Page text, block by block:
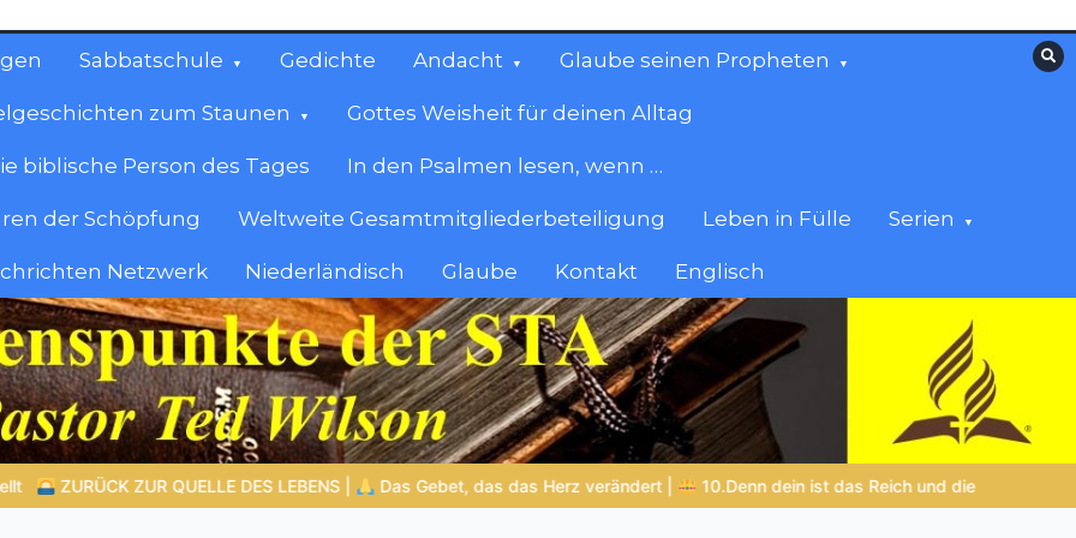
Sabbatschule Gedichte Andacht Glaube seinen Propheten
zum Staunen Gottes Weisheit für deinen Alltag
biblische Person des Tages In den Psalmen lesen, wenn …
der Schöpfung Weltweite Gesamtmitgliederbeteiligung Leben in Fülle Serien
Netzwerk Niederländisch Glaube Kontakt Englisch
Gebet, das das Herz verändert | 10.Denn dein ist das Reich und die Kraft und die Herrlichkeit in Ewigkeit DIE BIBLISCHE